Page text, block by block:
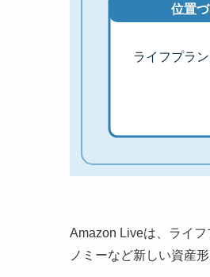
位置
ライフプラ
Amazon Liveは、ライ
ノミーなど新しい資産